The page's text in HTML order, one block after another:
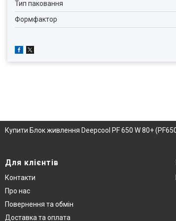
Тип паковання
Формфактор
Купити Блок живлення Deepcool PF 650 W 80+
Для клієнтів
Контакти
Про нас
Повернення та обмін
Доставка та оплата